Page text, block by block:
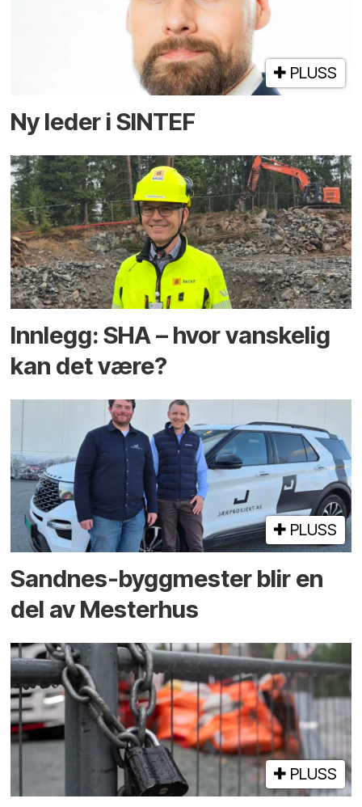
PLUSS
Ny leder i SINTEF
Innlegg: SHA – hvor vanskelig
kan det være?
PLUSS
Sandnes-byggmester blir en
del av Mesterhus
PLUSS